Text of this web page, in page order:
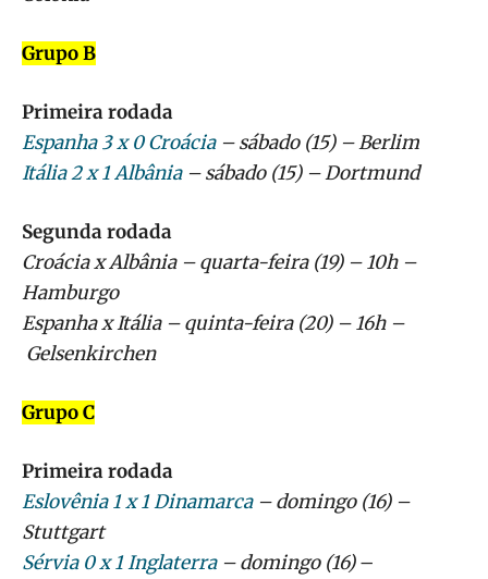
Grupo B
Primeira rodada
Espanha 3 x 0 Croácia– sábado (15) – Berlim
Itália 2 x 1 Albânia– sábado (15) – Dortmund
Segunda rodada
Croácia x Albânia – quarta-feira (19) – 10h –
Hamburgo
Espanha x Itália – quinta-feira (20) – 16h –
Gelsenkirchen
Grupo C
Primeira rodada
Eslovênia 1 x 1 Dinamarca– domingo (16) –
Stuttgart
Sérvia 0 x 1 Inglaterra– domingo (16)–